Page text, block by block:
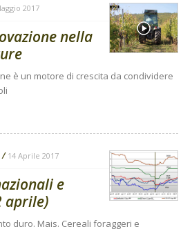
2017
nella
è un motore di crescita da condividere
14 Aprile 2017
e
aprile)
duro. Mais. Cereali foraggeri e